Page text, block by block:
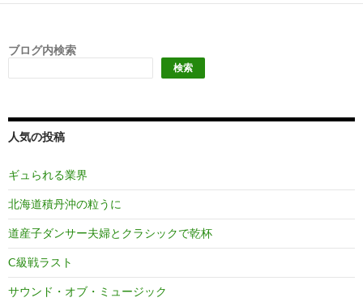
ブログ内検索
検索
人気の投稿
ギュられる業界
北海道積丹沖の粒うに
道産子ダンサー夫婦とクラシックで乾杯
C級戦ラスト
サウンド・オブ・ミュージック